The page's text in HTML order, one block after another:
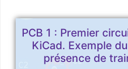
PCB 1 : Premier
KiCad. Exemple
présence de